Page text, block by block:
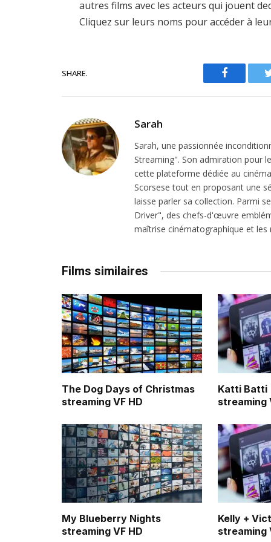
autres films avec les acteurs qui jouent
Cliquez sur leurs noms pour accéder à
SHARE.
Facebook
Sarah
Sarah, une passionnée
Streaming". Son admiration pour
cette plateforme dédiée au
Scorsese tout en proposant une
laisse parler sa collection. Parmi
Driver", des chefs-d'œuvre
maîtrise cinématographique et les
Films similaires
The Dog Days of Christmas
streaming VF HD
Katti Batti
streaming
My Blueberry Nights
streaming VF HD
Kelly +
streaming